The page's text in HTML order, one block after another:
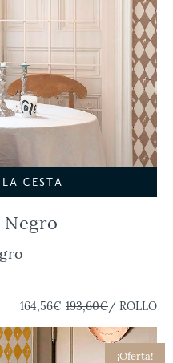
CESTA
Negro
164,56€ 193,60€/ ROLLO
¡Oferta!